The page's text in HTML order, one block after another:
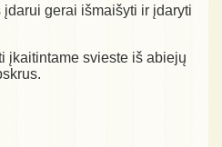
gerai išmaišyti ir įdaryti
įkaitintame svieste iš abiejų